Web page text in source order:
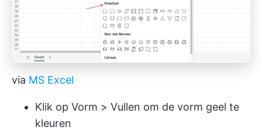
via MS Excel
Klik op Vorm > Vullen om de vorm geel te
kleuren